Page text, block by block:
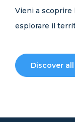
Vieni a
esplorare il
Discover